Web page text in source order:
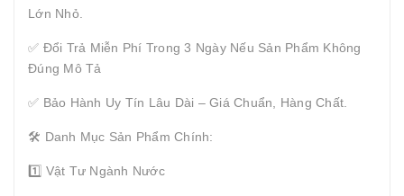
Lớn Nhỏ.
✅ Đổi Trả Miễn Phí Trong 3 Ngày Nếu Sản Phẩm Không
Đúng Mô Tả
✅ Bảo Hành Uy Tín Lâu Dài – Giá Chuẩn, Hàng Chất.
🛠 Danh Mục Sản Phẩm Chính:
1️⃣ Vật Tư Ngành Nước